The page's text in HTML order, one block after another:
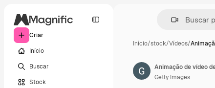
Criar
Início
Buscar
Stock
Início/stock/Vídeos/
Animação de vídeo
Getty Images